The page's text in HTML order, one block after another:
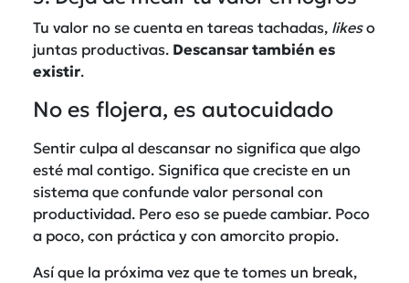
Tu valor no se cuenta en tareas tachadas, likeso
juntas productivas. Descansar también es
existir.
No es flojera, es autocuidado
Sentir culpa al descansar no significa que algo
esté mal contigo. Significa que creciste en un
sistema que confunde valor personal con
productividad. Pero eso se puede cambiar. Poco
a poco, con práctica y con amorcito propio.
Así que la próxima vez que te tomes un break,